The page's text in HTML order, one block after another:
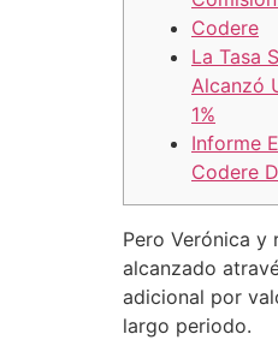
Codere
La Tasa
Alcanzó
1%
Informe
Codere
Pero Verónica y
alcanzado
adicional por
largo periodo.